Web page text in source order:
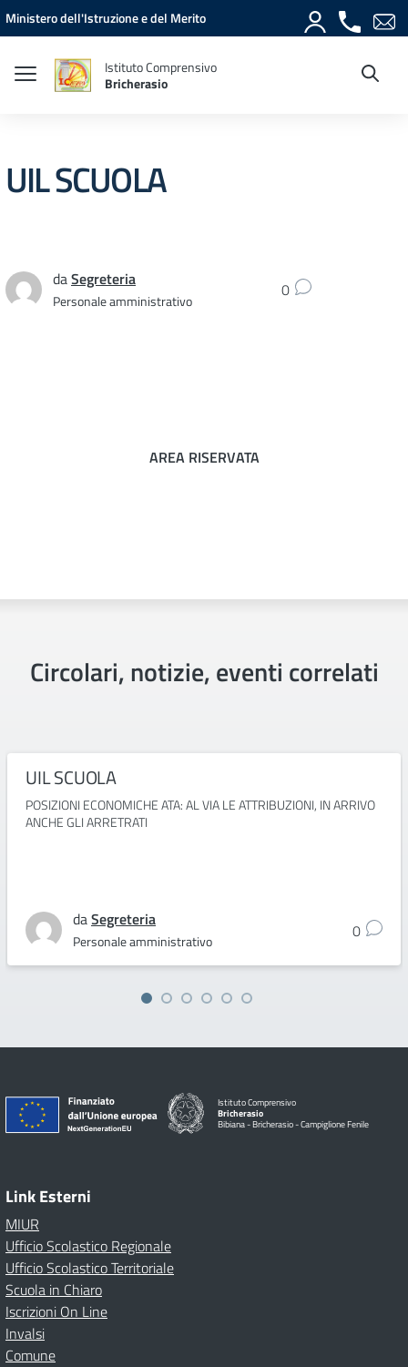
Vai ai contenuti
Vai al menu di navigazione
Vai al footer
Ministero dell'Istruzione e del Merito
Istituto Comprensivo
Bricherasio
UIL SCUOLA
daSegreteria
Personale amministrativo 0
AREA RISERVATA
Circolari, notizie, eventi correlati
UIL SCUOLA
POSIZIONI ECONOMICHE ATA: AL VIA LE ATTRIBUZIONI, IN ARRIVO
ANCHE GLI ARRETRATI
daSegreteria
Personale amministrativo 0
Istituto Comprensivo
Bricherasio
Bibiana - Bricherasio - Campiglione Fenile
Link Esterni
MIUR
Ufficio Scolastico Regionale
Ufficio Scolastico Territoriale
Scuola in Chiaro
Iscrizioni On Line
Invalsi
Comune